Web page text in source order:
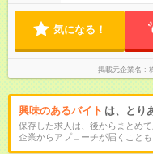
気になる！
掲載元企業名
興味のあるバイト は、とり
保存した求人は、後からまとめて
企業からアプローチが届くことも